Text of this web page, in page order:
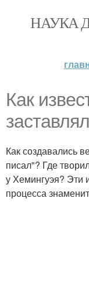
НАУКА
Как
Как создавались
писал"? Где
у Хемингуэя? Эти
процесса